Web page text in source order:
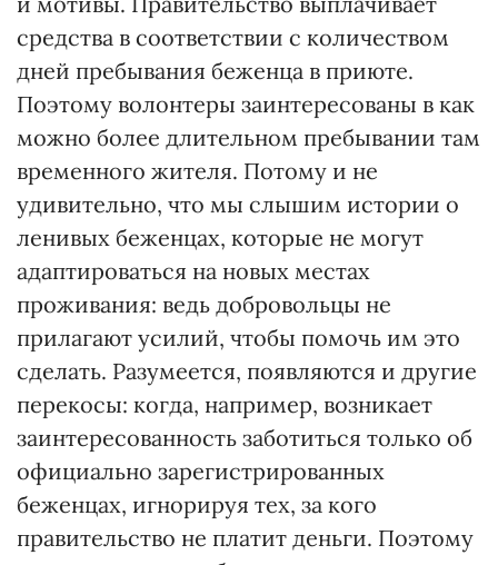
средства в соответствии с количеством
дней пребывания беженца в приюте.
Поэтому волонтеры заинтересованы в как
можно более длительном пребывании там
временного жителя. Потому и не
удивительно, что мы слышим истории о
ленивых беженцах, которые не могут
адаптироваться на новых местах
проживания: ведь добровольцы не
прилагают усилий, чтобы помочь им это
сделать. Разумеется, появляются и другие
перекосы: когда, например, возникает
заинтересованность заботиться только об
официально зарегистрированных
беженцах, игнорируя тех, за кого
правительство не платит деньги. Поэтому